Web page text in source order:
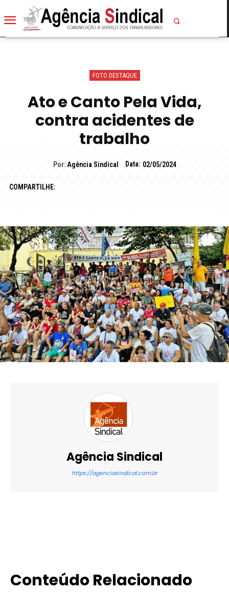
FOTO DESTAQUE
Ato e Canto Pela Vida,
contra acidentes de
trabalho
Por: Agência Sindical Data: 02/05/2024
COMPARTILHE:
Agência Sindical
https://agenciasindical.com.br
Conteúdo Relacionado